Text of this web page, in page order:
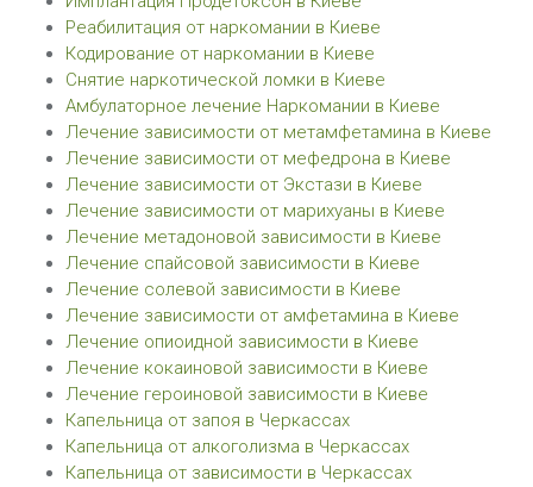
Реабилитация от наркомании в Киеве
Кодирование от наркомании в Киеве
Снятие наркотической ломки в Киеве
Амбулаторное лечение Наркомании в Киеве
Лечение зависимости от метамфетамина в Киеве
Лечение зависимости от мефедрона в Киеве
Лечение зависимости от Экстази в Киеве
Лечение зависимости от марихуаны в Киеве
Лечение метадоновой зависимости в Киеве
Лечение спайсовой зависимости в Киеве
Лечение солевой зависимости в Киеве
Лечение зависимости от амфетамина в Киеве
Лечение опиоидной зависимости в Киеве
Лечение кокаиновой зависимости в Киеве
Лечение героиновой зависимости в Киеве
Капельница от запоя в Черкассах
Капельница от алкоголизма в Черкассах
Капельница от зависимости в Черкассах